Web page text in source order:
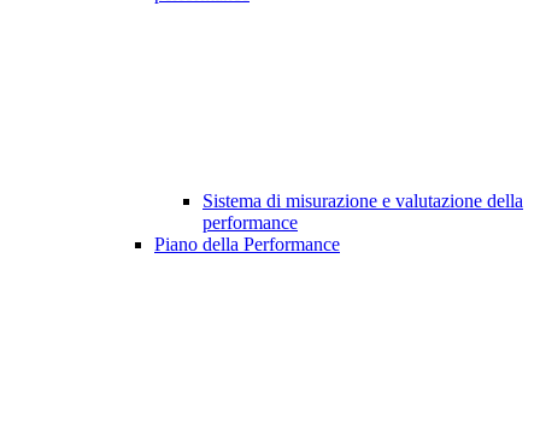
Sistema di misurazione e valutazione della
performance
Piano della Performance